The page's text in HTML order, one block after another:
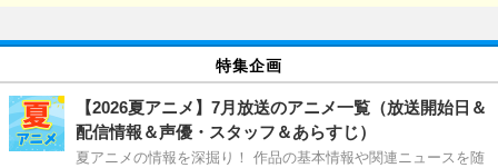
特集企画
【2026夏アニメ】7月放送のアニメ一覧（放送開始日＆
配信情報＆声優・スタッフ＆あらすじ）
夏アニメの情報を深掘り！ 作品の基本情報や関連ニュースを随